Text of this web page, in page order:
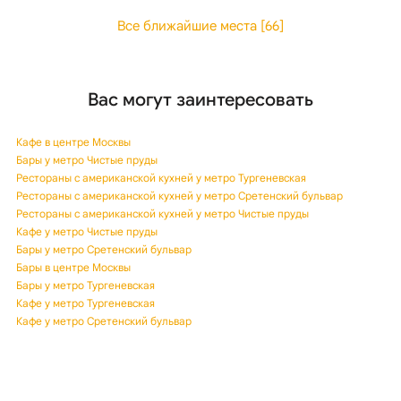
Все ближайшие места [66]
Вас могут заинтересовать
Кафе в центре Москвы
Бары у метро Чистые пруды
Рестораны с американской кухней у метро Тургеневская
Рестораны с американской кухней у метро Сретенский бульвар
Рестораны с американской кухней у метро Чистые пруды
Кафе у метро Чистые пруды
Бары у метро Сретенский бульвар
Бары в центре Москвы
Бары у метро Тургеневская
Кафе у метро Тургеневская
Кафе у метро Сретенский бульвар